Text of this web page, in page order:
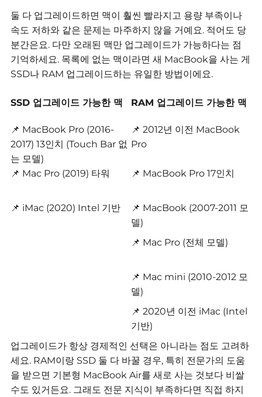
둘 다 업그레이드하면 맥이 훨씬 빨라지고 용량 부족이나
속도 저하와 같은 문제는 마주하지 않을 거예요. 적어도 당
분간은요. 다만 오래된 맥만 업그레이드가 가능하다는 점
기억하세요. 목록에 없는 맥이라면 새 MacBook을 사는 게
SSD나 RAM 업그레이드하는 유일한 방법이에요.
SSD 업그레이드 가능한 맥 RAM 업그레이드 가능한 맥
📌 MacBook Pro (2016-
2017) 13인치 (Touch Bar 없
는 모델)
📌 2012년 이전 MacBook
Pro
📌 Mac Pro (2019) 타워 📌 MacBook Pro 17인치
📌 iMac (2020) Intel 기반
📌 MacBook (2007-2011 모
델)
📌 Mac Pro (전체 모델)
📌 Mac mini (2010-2012 모
델)
📌 2020년 이전 iMac (Intel
기반)
업그레이드가 항상 경제적인 선택은 아니라는 점도 고려하
세요. RAM이랑 SSD 둘 다 바꿀 경우, 특히 전문가의 도움
을 받으면 기본형 MacBook Air를 새로 사는 것보다 비쌀
수도 있거든요. 그래도 전문 지식이 부족하다면 직접 하지